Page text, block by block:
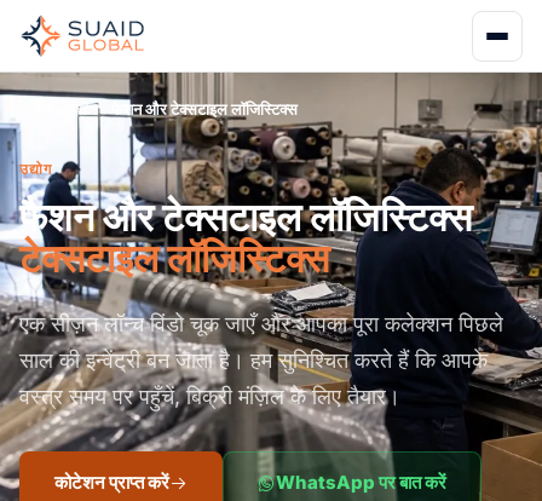
उद्योग फैशन और टेक्सटाइल लॉजिस्टिक्स
उद्योग
फैशन और टेक्सटाइल लॉजिस्टिक्स
टेक्सटाइल लॉजिस्टिक्स
एक सीज़न लॉन्च विंडो चूक जाएँ और आपका पूरा कलेक्शन पिछले
साल की इन्वेंट्री बन जाता है। हम सुनिश्चित करते हैं कि आपके
वस्त्र समय पर पहुँचें, बिक्री मंज़िल के लिए तैयार।
कोटेशन प्राप्त करें WhatsApp पर बात करें